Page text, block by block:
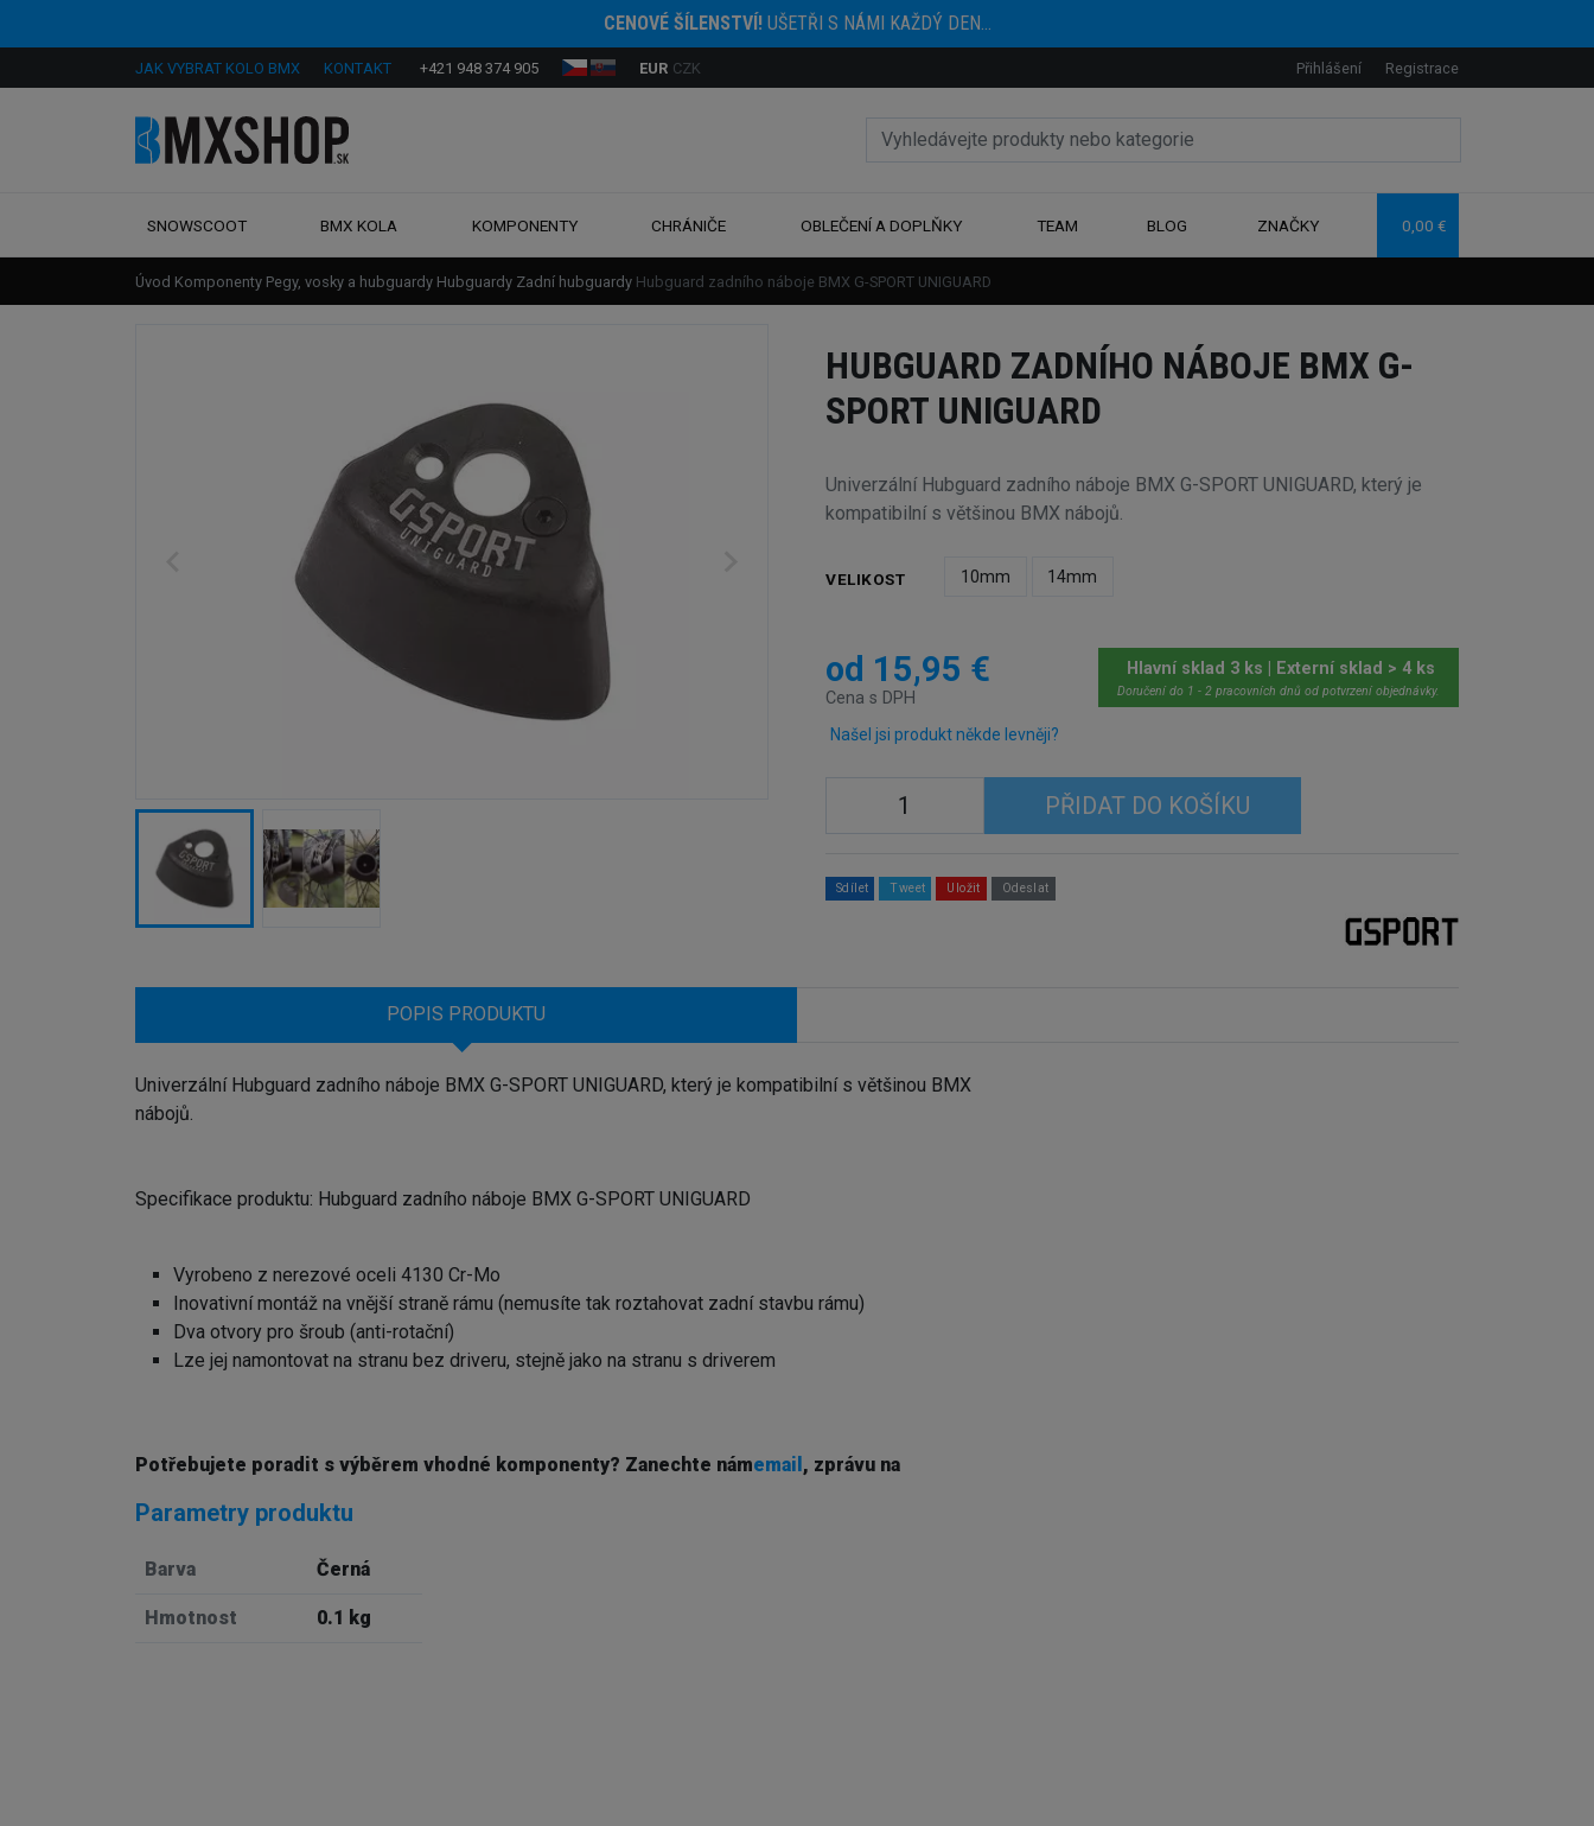
CENOVÉ ŠÍLENSTVÍ!UŠETŘI S NÁMI KAŽDÝ DEN...
JAK VYBRAT KOLO BMX KONTAKT +421 948 374 905 EUR CZK Přihlášení Registrace
SNOWSCOOT BMX KOLA KOMPONENTY CHRÁNIČE OBLEČENÍ A DOPLŇKY TEAM BLOG ZNAČKY 0,00 €
Úvod Komponenty Pegy, vosky a hubguardy Hubguardy Zadní hubguardy Hubguard zadního náboje BMX G-SPORT UNIGUARD
HUBGUARD ZADNÍHO NÁBOJE BMX G-
SPORT UNIGUARD
Univerzální Hubguard zadního náboje BMX G-SPORT UNIGUARD, který je
kompatibilní s většinou BMX nábojů.
VELIKOST 10mm 14mm
od 15,95 €
Cena s DPH
Hlavní sklad 3 ks | Externí sklad > 4 ks
Doručení do 1 - 2 pracovních dnů od potvrzení objednávky.
Našel jsi produkt někde levněji?
PŘIDAT DO KOŠÍKU
Sdílet Tweet Uložit Odeslat
POPIS PRODUKTU
Univerzální Hubguard zadního náboje BMX G-SPORT UNIGUARD, který je kompatibilní s většinou BMX
nábojů.
Specifikace produktu: Hubguard zadního náboje BMX G-SPORT UNIGUARD
Vyrobeno z nerezové oceli 4130 Cr-Mo
Inovativní montáž na vnější straně rámu (nemusíte tak roztahovat zadní stavbu rámu)
Dva otvory pro šroub (anti-rotační)
Lze jej namontovat na stranu bez driveru, stejně jako na stranu s driverem
Potřebujete poradit s výběrem vhodné komponenty? Zanechte námemail , zprávu na
Parametry produktu
Barva Černá
Hmotnost 0.1 kg